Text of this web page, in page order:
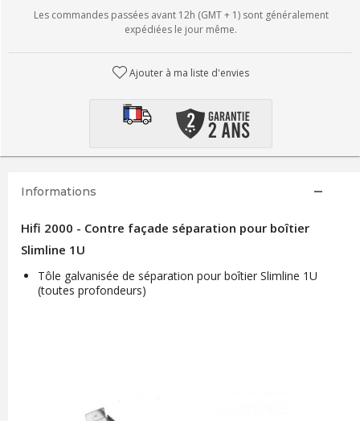
Les commandes passées avant 12h (GMT + 1) sont généralement
expédiées le jour même.
Ajouter à ma liste d'envies
Informations
Hifi 2000 - Contre façade séparation pour boîtier
Slimline 1U
Tôle galvanisée de séparation pour boîtier Slimline 1U
(toutes profondeurs)